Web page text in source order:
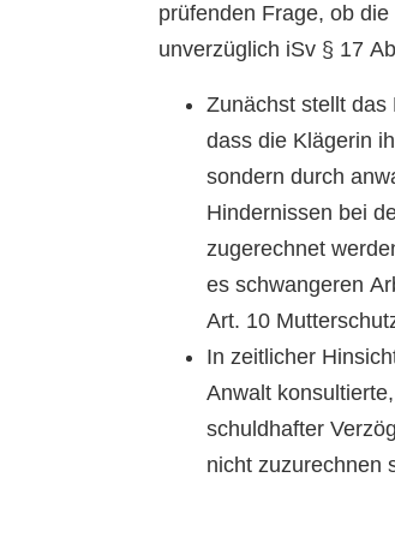
prüfenden Frage, ob
unverzüglich iSv § 17
Zunächst stellt das
dass die Klägerin
sondern durch
Hindernissen bei
zugerechnet
es schwangeren
Art. 10
In zeitlicher
Anwalt
schuldhafter
nicht zuzurechnen